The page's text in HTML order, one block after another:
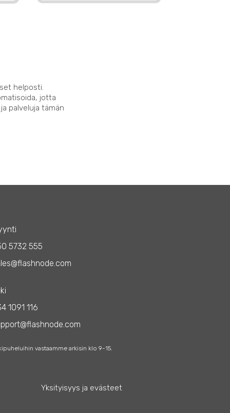
helposti.
jotta
palveluja tämän
5732 555
1091 116
vastaamme arkisin klo 9-15.
Yksityisyys ja evästeet